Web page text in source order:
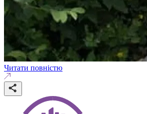
Читати повністю